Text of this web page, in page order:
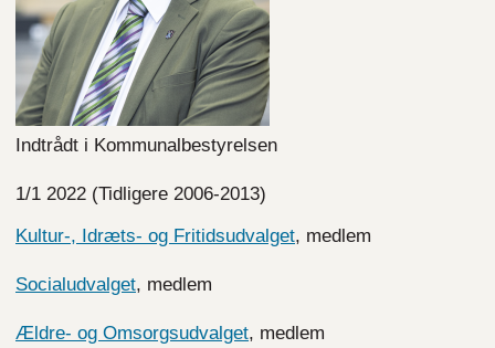
Indtrådt i Kommunalbestyrelsen
1/1 2022 (Tidligere 2006-2013)
Kultur-, Idræts- og Fritidsudvalget, medlem
Socialudvalget, medlem
Ældre- og Omsorgsudvalget, medlem